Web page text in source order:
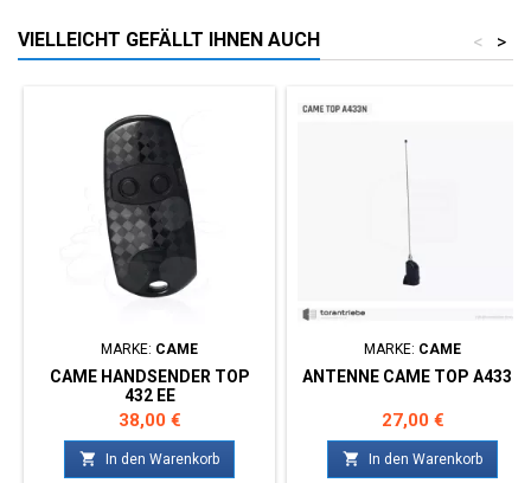
VIELLEICHT GEFÄLLT IHNEN AUCH >
<
MARKE: CAME
CAME HANDSENDER TOP
432 EE
Preis
38,00 €
 In den Warenkorb
MARKE: CAME
ANTENNE CAME TOP A433N
Preis
27,00 €
 In den Warenkorb